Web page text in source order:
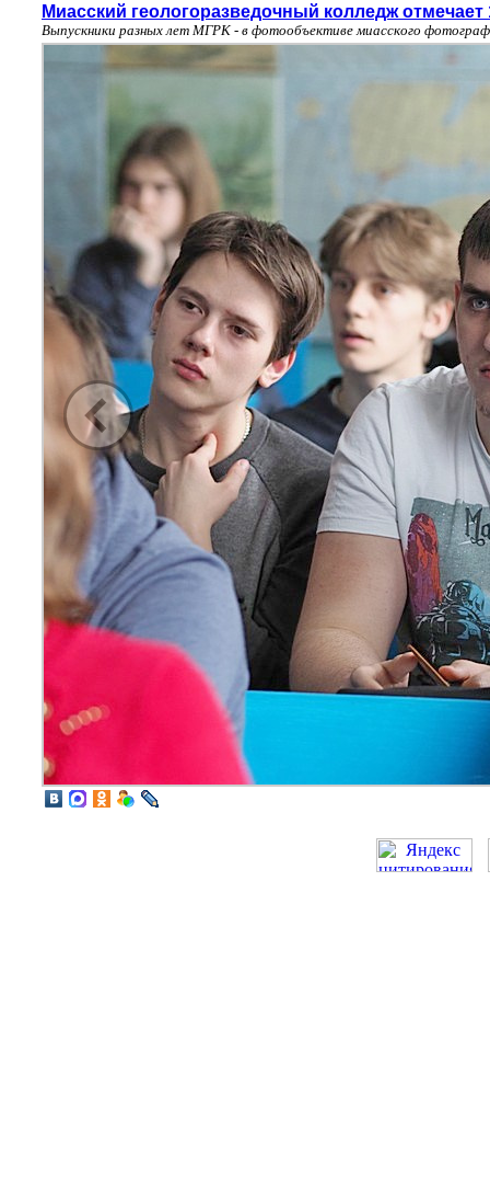
Миасский геологоразведочный колледж
Выпускники разных лет МГРК - в фотообъективе миасского